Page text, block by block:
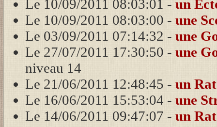
Le 10/09/2011 08:03:01 - un
Le 10/09/2011 08:03:00 - une
Le 03/09/2011 07:14:32 - une
Le 27/07/2011 17:30:50 - une
niveau 14
Le 21/06/2011 12:48:45 - un
Le 16/06/2011 15:53:04 - une
Le 14/06/2011 09:47:07 - un